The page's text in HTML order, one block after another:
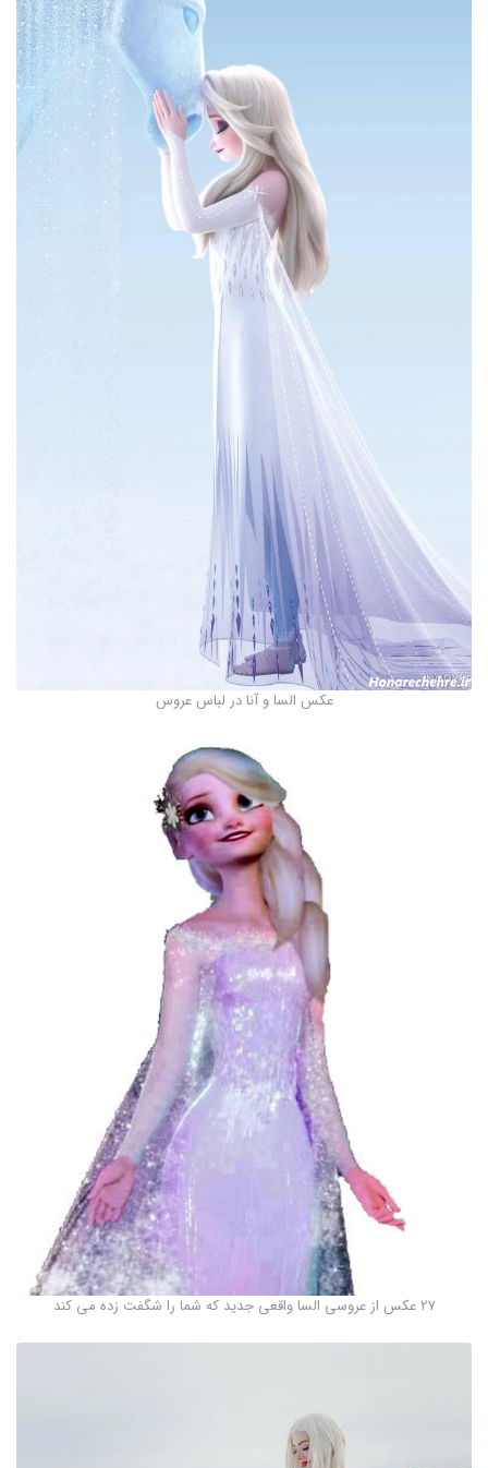
عکس السا و آنا در لباس عروس
27 عکس از عروسی السا واقعی جدید که شما را شگفت زده می کند